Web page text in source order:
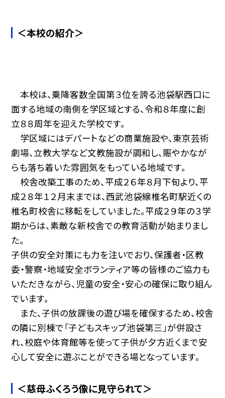
＜本校の紹介＞
本校は、乗降客数全国第３位を誇る池袋駅西口に
面する地域の南側を学区域とする、令和８年度に創
立８８周年を迎えた学校です。
学区域にはデパートなどの商業施設や、東京芸術
劇場、立教大学など文教施設が調和し、賑やかなが
らも落ち着いた雰囲気をもっている地域です。
校舎改築工事のため、平成２６年８月下旬より、平
成２８年１２月末までは、西武池袋線椎名町駅近くの
椎名町校舎に移転をしていました。平成２９年の３学
期からは、素敵な新校舎での教育活動が始まりまし
た。
子供の安全対策にも力を注いでおり、保護者・区教
委・警察・地域安全ボランティア等の皆様のご協力も
いただきながら、児童の安全・安心の確保に取り組ん
でいます。
また、子供の放課後の遊び場を確保するため、校舎
の隣に別棟で「子どもスキップ池袋第三」が併設さ
れ、校庭や体育館等を使って子供が夕方近くまで安
心して安全に遊ぶことができる場となっています。
＜慈母ふくろう像に見守られて＞